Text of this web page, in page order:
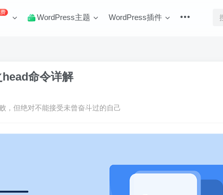
WordPress主题 WordPress插件
命令详解
，但绝对不能接受未曾奋斗过的自己